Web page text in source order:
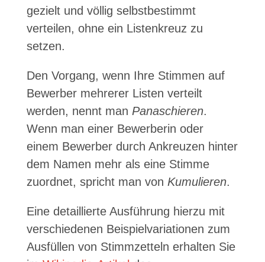
gezielt und völlig selbstbestimmt
verteilen, ohne ein Listenkreuz zu
setzen.
Den Vorgang, wenn Ihre Stimmen auf
Bewerber mehrerer Listen verteilt
werden, nennt man Panaschieren.
Wenn man einer Bewerberin oder
einem Bewerber durch Ankreuzen hinter
dem Namen mehr als eine Stimme
zuordnet, spricht man von Kumulieren.
Eine detaillierte Ausführung hierzu mit
verschiedenen Beispielvariationen zum
Ausfüllen von Stimmzetteln erhalten Sie